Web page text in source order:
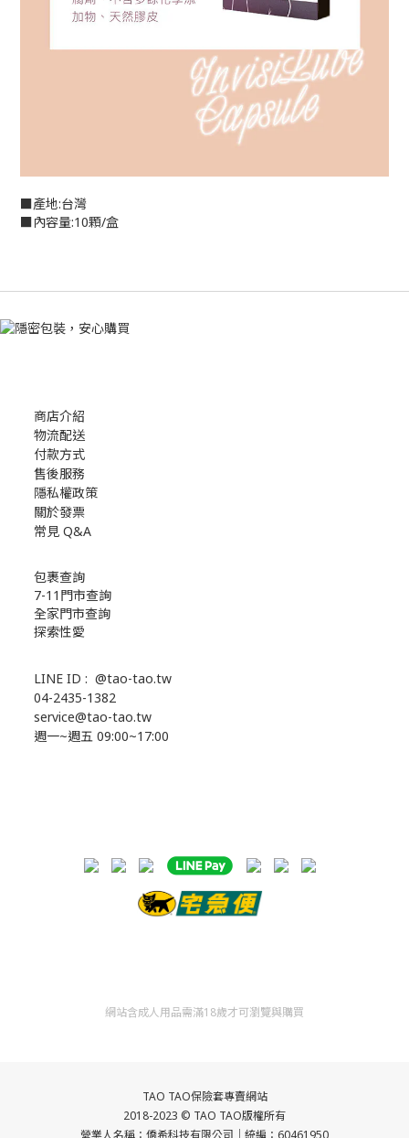
■產地:台灣
■內容量:10顆/盒
商店介紹
物流配送
付款方式
售後服務
隱私權政策
關於發票
常見 Q&A
包裹查詢
7-11門市查詢
全家門市查詢
探索性愛
LINE ID : @tao-tao.tw
04-2435-1382
service@tao-tao.tw
週一~週五 09:00~17:00
網站含成人用品需滿18歲才可瀏覽與購買
TAO TAO保險套專賣網站
2018-2023 © TAO TAO版權所有